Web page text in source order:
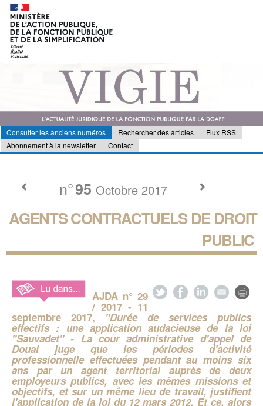
Consulter les anciens numéros Rechercher des articles
Flux RSS
Abonnement à la newsletter
Contact
n°95 Octobre 2017
AGENTS CONTRACTUELS DE DROIT
PUBLIC
AJDA n° 29
/ 2017 - 11
septembre 2017, "Durée de services publics
effectifs : une application audacieuse de la loi
"Sauvadet" - La cour administrative d'appel de
Douai juge que les périodes d'activité
professionnelle effectuées pendant au moins six
ans par un agent territorial auprès de deux
employeurs publics, avec les mêmes missions et
objectifs, et sur un même lieu de travail, justifient
l'application de la loi du 12 mars 2012. Et ce, alors